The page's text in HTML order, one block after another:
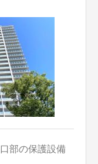
部の保護設備